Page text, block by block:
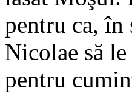
pentru ca, în
Nicolae să
pentru